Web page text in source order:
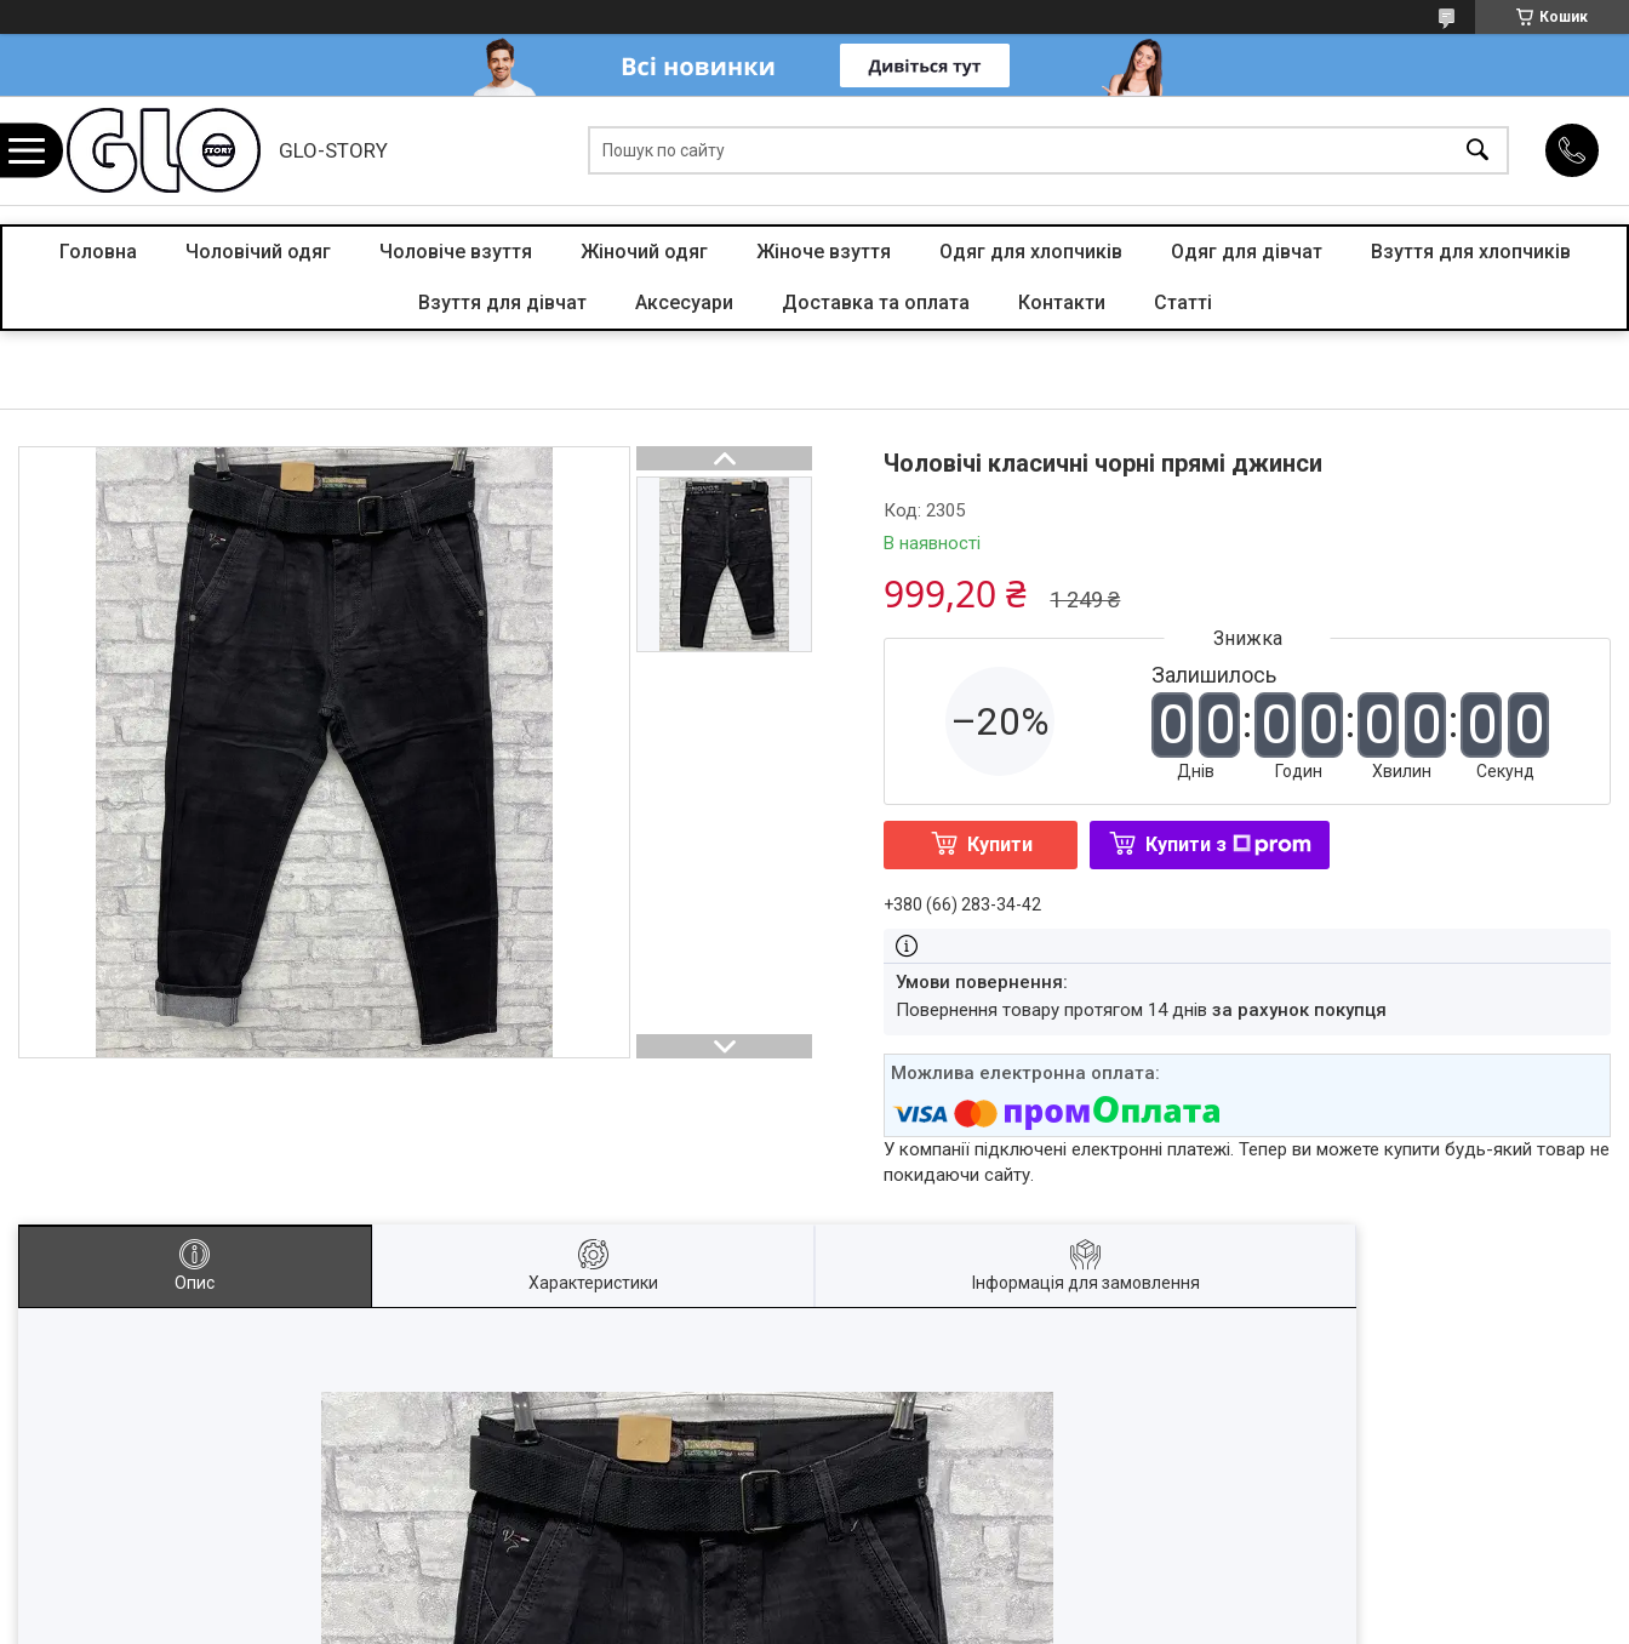
Кошик
GLO-STORY
Головна Чоловічий одяг Чоловіче взуття Жіночий одяг Жіноче взуття Одяг для хлопчиків Одяг для дівчат Взуття для хлопчиків
Взуття для дівчат Аксесуари Доставка та оплата Контакти Статті
Чоловічі класичні чорні прямі джинси
В наявності
Код:2305
1 249 ₴
999,20 ₴
–20%
Залишилось
0 0
Днів
0 0
Годин
0 0
Хвилин
0 0
Секунд
Купити Купити з
+380 (66) 283-34-42
повернення товару протягом 14 днівза рахунок покупця
У компанії підключені електронні платежі. Тепер ви можете купити будь-який товар не
покидаючи сайту.
Опис Характеристики Інформація для замовлення